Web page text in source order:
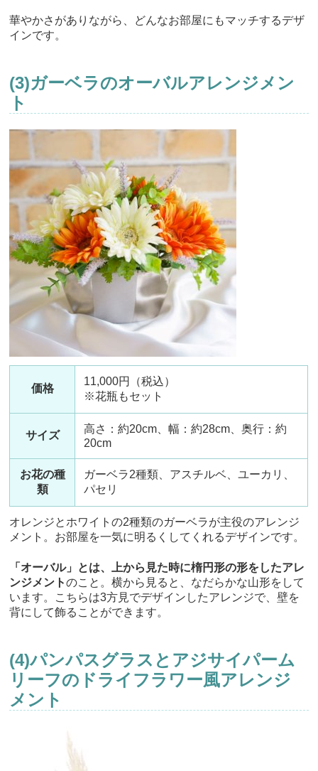
華やかさがありながら、どんなお部屋にもマッチするデザ
インです。
(3)ガーベラのオーバルアレンジメン
ト
価格
11,000円（税込）
※花瓶もセット
サイズ
高さ：約20cm、幅：約28cm、奥行：約
20cm
お花の種
類
ガーベラ2種類、アスチルベ、ユーカリ、
パセリ
オレンジとホワイトの2種類のガーベラが主役のアレンジ
メント。お部屋を一気に明るくしてくれるデザインです。
「オーバル」とは、上から見た時に楕円形の形をしたアレ
ンジメントのこと。横から見ると、なだらかな山形をして
います。こちらは3方見でデザインしたアレンジで、壁を
背にして飾ることができます。
(4)パンパスグラスとアジサイパーム
リーフのドライフラワー風アレンジ
メント